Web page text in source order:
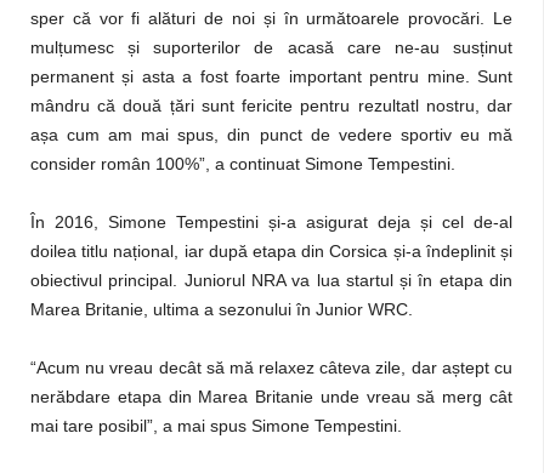
sper că vor fi alături de noi și în următoarele provocări. Le
mulțumesc și suporterilor de acasă care ne-au susținut
permanent și asta a fost foarte important pentru mine. Sunt
mândru că două țări sunt fericite pentru rezultatl nostru, dar
așa cum am mai spus, din punct de vedere sportiv eu mă
consider român 100%”, a continuat Simone Tempestini.
În 2016, Simone Tempestini și-a asigurat deja și cel de-al
doilea titlu național, iar după etapa din Corsica și-a îndeplinit și
obiectivul principal. Juniorul NRA va lua startul și în etapa din
Marea Britanie, ultima a sezonului în Junior WRC.
“Acum nu vreau decât să mă relaxez câteva zile, dar aștept cu
nerăbdare etapa din Marea Britanie unde vreau să merg cât
mai tare posibil”, a mai spus Simone Tempestini.